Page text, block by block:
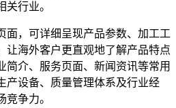
行业。
面，可详细呈现产品参数、加工工
让海外客户更直观地了解产品特点
简介、服务页面、新闻资讯等常用
产设备、质量管理体系及行业经
争力。